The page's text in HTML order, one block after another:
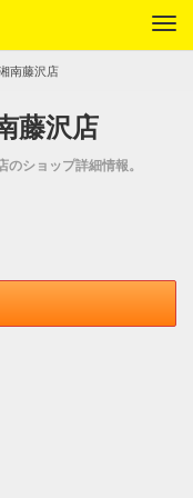
南藤沢店
藤沢店
ショップ詳細情報。